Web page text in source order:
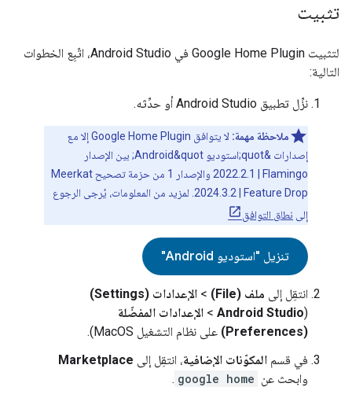
تثبيت
لتثبيت Google Home Plugin في Android Studio، اتّبِع الخطوات
التالية:
نزِّل تطبيق Android Studioأو حدِّثه.
ملاحظة مهمة: لا يتوافق Google Home Plugin إلا مع
إصدارات &quot;استوديو Android&quot; بين الإصدار
Flamingo‏ | 2022.2.1 والإصدار 1 من حزمة تصحيح Meerkat
Feature Drop‏ | 2024.3.2. لمزيد من المعلومات، يُرجى الرجوع
إلى نطاق التوافق
تنزيل "استوديو Android"
انتقِل إلى ملف (File) > الإعدادات (Settings)
(
Android Studio
> الإعدادات المفضّلة
(Preferences)
على نظام التشغيل MacOS).
في قسم المكوّنات الإضافية، انتقِل إلى Marketplace
وابحث عن google home
.